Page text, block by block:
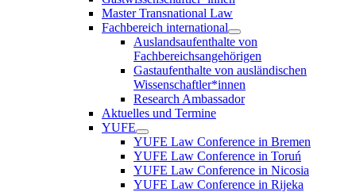
Master Transnational Law
Fachbereich international
Auslandsaufenthalte von
Fachbereichsangehörigen
Gastaufenthalte von ausländischen
Wissenschaftler*innen
Research Ambassador
Aktuelles und Termine
YUFE
YUFE Law Conference in Bremen
YUFE Law Conference in Toruń
YUFE Law Conference in Nicosia
YUFE Law Conference in Rijeka